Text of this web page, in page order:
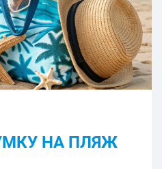
НА ПЛЯЖ